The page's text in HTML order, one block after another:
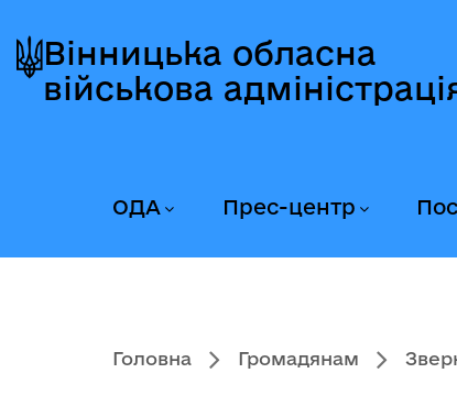
до
головного
до
головного
вмісту
до
головного
колонтитула
Вінницька обласна
військова
ОДА Прес-центр
Головна Громадянам